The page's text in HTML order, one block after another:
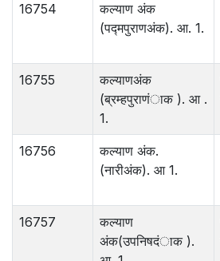
16754
कल्याण अंक
(पद्मपुराणअंक). आ. 1.
16755
कल्याणअंक
(ब्रम्हपुराणंाक ). आ .
1.
16756
कल्याण अंक.
(नारीअंक). आ 1.
16757
कल्याण
अंक(उपनिषदंाक ).